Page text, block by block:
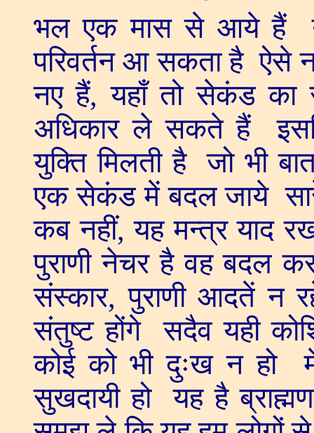
भल एक मास से आये हैं
परिवर्तन आ सकता है ऐसे
नए हैं, यहाँ तो सेकंड का
अधिकार ले सकते हैं
युक्ति मिलती है जो भी
एक सेकंड में बदल जाये
कब नहीं, यह मन्त्र याद
पुराणी नेचर है वह बदल
संस्कार, पुराणी आदतें न
संतुष्ट होंगे सदैव यही
कोई को भी दुःख न हो
सुखदायी हो यह है